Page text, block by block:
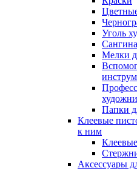
Уголь
Мелки
Папки
Клеевые
к ним
Аксессуары